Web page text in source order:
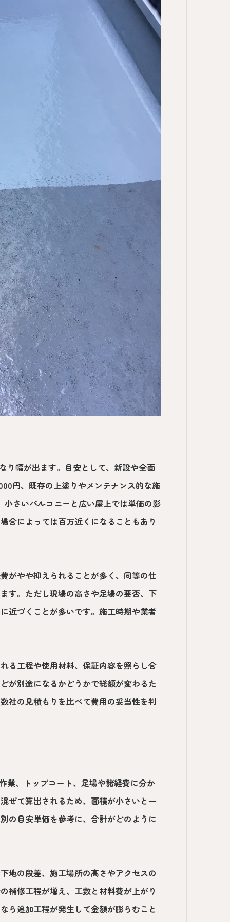
り幅が出ます。目安として、新設や全面
円、既存の上塗りやメンテナンス的な施
さいバルコニーと広い屋上では単価の影
合によっては百万近くになることもあり
がやや抑えられることが多く、同等の仕
す。ただし現場の高さや足場の要否、下
近づくことが多いです。施工時期や業者
る工程や使用材料、保証内容を照らし合
が別途になるかどうかで総額が変わるた
社の見積もりを比べて費用の妥当性を判
業、トップコート、足場や諸経費に分か
ぜて算出されるため、面積が小さいと一
の目安単価を参考に、合計がどのように
地の段差、施工場所の高さやアクセスの
補修工程が増え、工数と材料費が上がり
ら追加工程が発生して金額が膨らむこと